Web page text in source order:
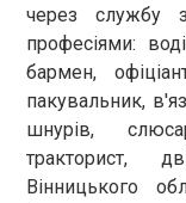
через службу
професіями:
бармен,
пакувальник,
шнурів,
тракторист,
Вінницького